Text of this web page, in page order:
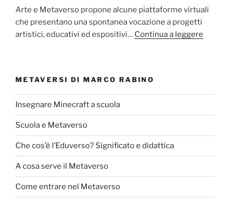
Arte e Metaverso propone alcune piattaforme virtuali
che presentano una spontanea vocazione a progetti
artistici, educativi ed espositivi… Continua a leggere
METAVERSI DI MARCO RABINO
Insegnare Minecraft a scuola
Scuola e Metaverso
Che cos’è l’Eduverso? Significato e didattica
A cosa serve il Metaverso
Come entrare nel Metaverso